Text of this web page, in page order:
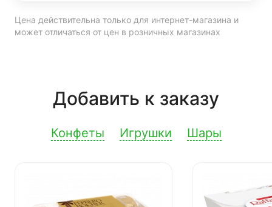
Цена действительна только для интернет-магазина и
может отличаться от цен в розничных магазинах
Добавить к заказу
Конфеты Игрушки Шары